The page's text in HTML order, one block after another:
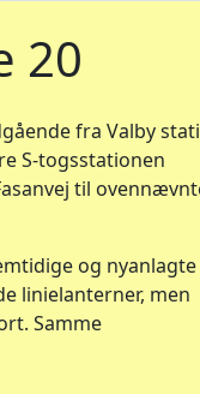
20
fra Valby
S-togsstationen
til
og nyanlagte
linielanterner, men
Samme